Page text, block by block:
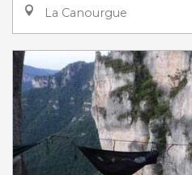
La Canourgue